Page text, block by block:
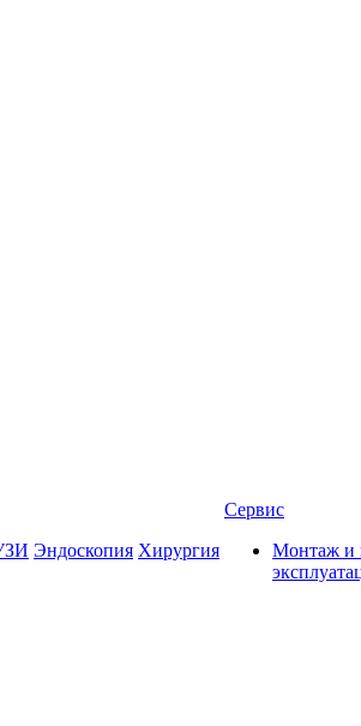
Эндоскопия Хирургия
Сервис
Монтаж и